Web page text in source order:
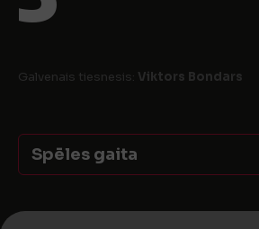
Galvenais tiesnesis: Viktors Bondars
Spēles gaita